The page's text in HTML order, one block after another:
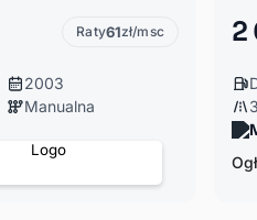
Raty61zł/msc
2003
Manualna
2